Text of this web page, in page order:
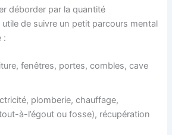
déborder par la quantité
de suivre un petit parcours mental
:
fenêtres, portes, combles, cave
plomberie, chauffage,
à-l’égout ou fosse), récupération